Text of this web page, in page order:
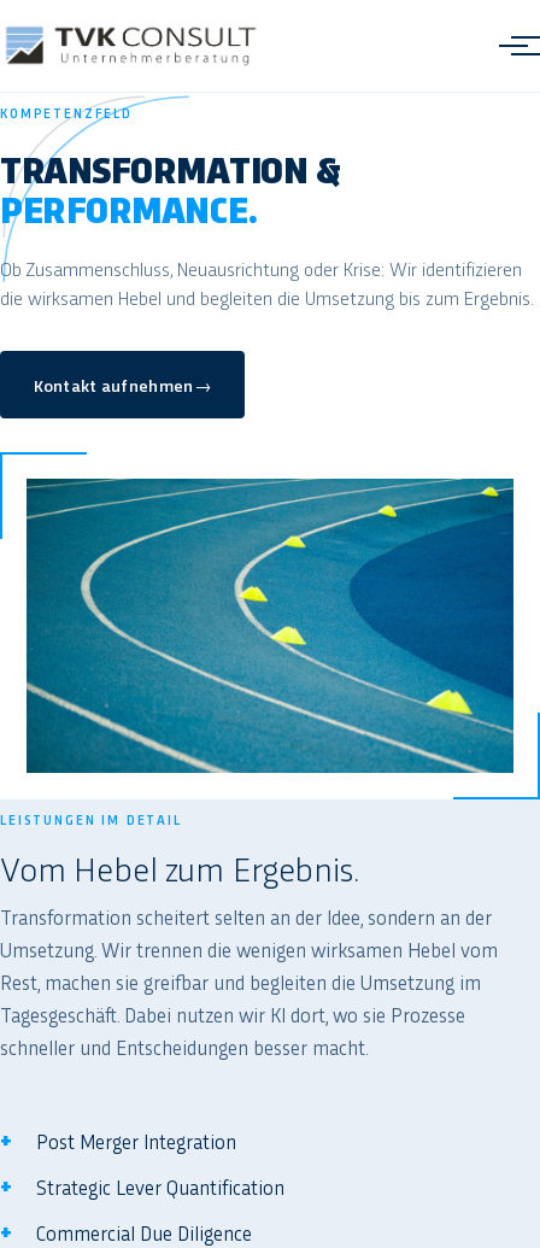
Management Information Systems
Transformation & Performance
Interim Management
KOMPETENZFELD
TRANSFORMATION &
PERFORMANCE.
Ob Zusammenschluss, Neuausrichtung oder Krise: Wir identifizieren
die wirksamen Hebel und begleiten die Umsetzung bis zum Ergebnis.
Kontakt aufnehmen →
LEISTUNGEN IM DETAIL
Vom Hebel zum Ergebnis.
Transformation scheitert selten an der Idee, sondern an der
Umsetzung. Wir trennen die wenigen wirksamen Hebel vom
Rest, machen sie greifbar und begleiten die Umsetzung im
Tagesgeschäft. Dabei nutzen wir KI dort, wo sie Prozesse
schneller und Entscheidungen besser macht.
Post Merger Integration
Strategic Lever Quantification
Commercial Due Diligence